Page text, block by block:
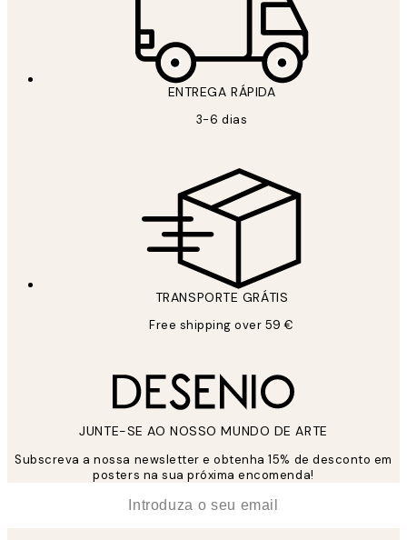
ENTREGA RÁPIDA
3-6 dias
TRANSPORTE GRÁTIS
Free shipping over 59 €
JUNTE-SE AO NOSSO MUNDO DE ARTE
Subscreva a nossa newsletter e obtenha 15% de desconto em
posters na sua próxima encomenda!